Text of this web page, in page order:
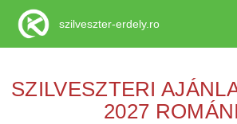
SZILVESZTERI
2027
szilveszter-erdely.ro